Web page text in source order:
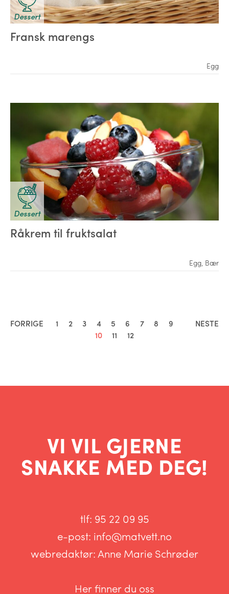
Dessert
Fransk marengs
Egg
Dessert
Råkrem til fruktsalat
Egg Bær
FORRIGE 1 2 3 4 5 6 7 8
9
10
11 12
NESTE
VI VIL GJERNE
SNAKKE MED DEG!
tlf: 95 22 09 95
e-post: info@matvett.no
webredaktør:Anne Marie Schrøder
Her finner du oss